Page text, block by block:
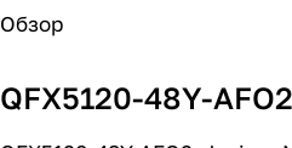
Обзор
QFX5120-48Y-